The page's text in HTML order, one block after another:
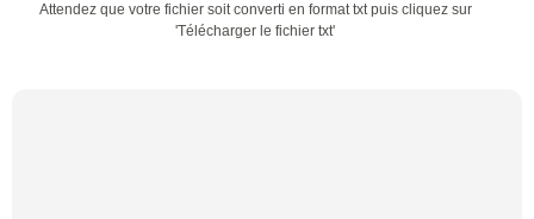
Attendez que votre fichier soit converti en format txt puis cliquez sur
'Télécharger le fichier txt'